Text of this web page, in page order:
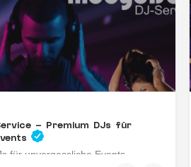
– Premium DJs für
für unvergessliche Events